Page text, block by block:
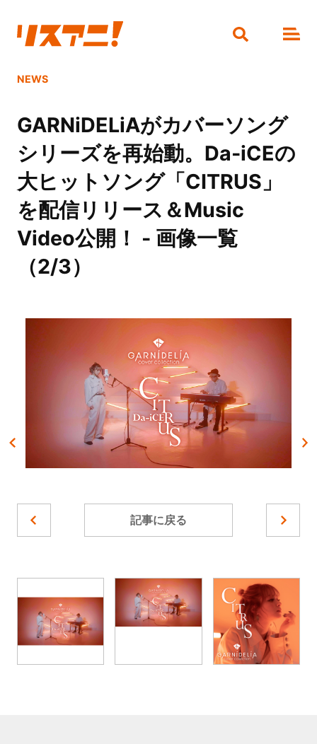
NEWS
GARNiDELiAがカバーソング
シリーズを再始動。Da-iCEの
大ヒットソング「CITRUS」
を配信リリース＆Music
Video公開！ - 画像一覧
（2/3）
記事に戻る